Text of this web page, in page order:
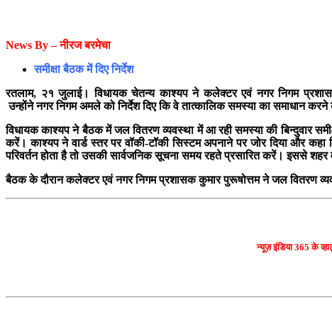
News By – नीरज बरमेचा
समीक्षा बैठक में दिए निर्देश
रतलाम, २१ जुलाई। विधायक चेतन्य काश्यप ने कलेक्टर एवं नगर निगम
उन्होंने नगर निगम अमले को निर्देश दिए कि वे तात्कालिक समस्या का समाधान
विधायक काश्यप ने बैठक में जल वितरण व्यवस्था में आ रही समस्या की बिन्दुवार
करें। काश्यप ने वार्ड स्तर पर वॉकी-टॉकी सिस्टम अपनाने पर जोर दिया और
परिवर्तन होता है तो उसकी सार्वजनिक सूचना समय रहते प्रसारित करें। इससे शहर
बैठक के दौरान कलेक्टर एवं नगर निगम प्रशासक कुमार पुरूषोत्तम ने जल वितरण
न्यूज़ इंडिया 365 के